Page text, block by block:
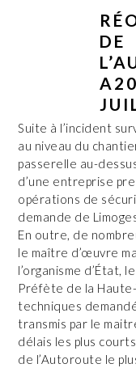
D E
Suite à l’incident
au niveau du
passerelle au-
d’une entreprise
opérations de
demande de
En outre, de
le maître d’œuvre
l’organisme d’État,
Préfète de la
techniques
transmis par le
délais les plus
de l’Autoroute le